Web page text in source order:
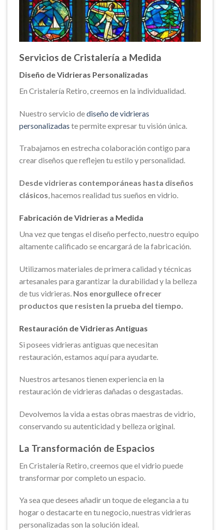
Servicios de Cristalería a Medida
Diseño de Vidrieras Personalizadas
En Cristalería Retiro, creemos en la individualidad.
Nuestro servicio dediseño de vidrieras
personalizadas te permite expresar tu visión única.
Trabajamos en estrecha colaboración contigo para
crear diseños que reflejen tu estilo y personalidad.
Desde vidrieras contemporáneas hasta diseños
clásicos, hacemos realidad tus sueños en vidrio.
Fabricación de Vidrieras a Medida
Una vez que tengas el diseño perfecto, nuestro equipo
altamente calificado se encargará de la fabricación.
Utilizamos materiales de primera calidad y técnicas
artesanales para garantizar la durabilidad y la belleza
de tus vidrieras. Nos enorgullece ofrecer
productos que resisten la prueba del tiempo.
Restauración de Vidrieras Antiguas
Si posees vidrieras antiguas que necesitan
restauración, estamos aquí para ayudarte.
Nuestros artesanos tienen experiencia en la
restauración de vidrieras dañadas o desgastadas.
Devolvemos la vida a estas obras maestras de vidrio,
conservando su autenticidad y belleza original.
La Transformación de Espacios
En Cristalería Retiro, creemos que el vidrio puede
transformar por completo un espacio.
Ya sea que desees añadir un toque de elegancia a tu
hogar o destacarte en tu negocio, nuestras vidrieras
personalizadas son la solución ideal.